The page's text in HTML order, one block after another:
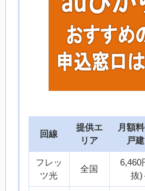
回線
提供エ
リア
月額
戸
フレッ
ツ光
全国
6,460
抜)